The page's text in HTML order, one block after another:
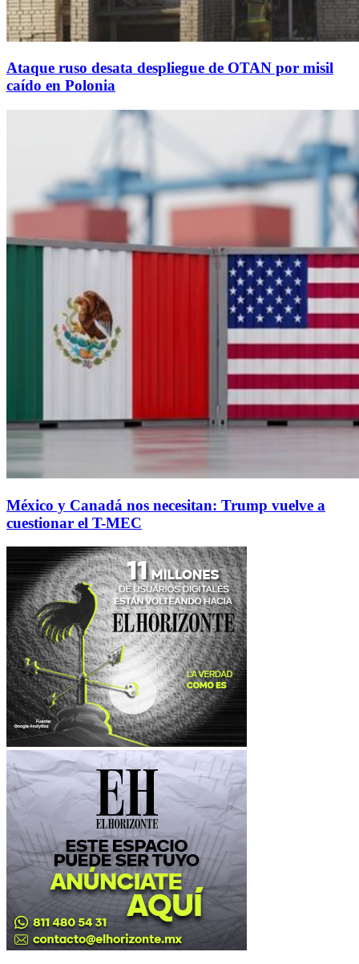
Ataque ruso desata despliegue de OTAN por misil
caído en Polonia
México y Canadá nos necesitan: Trump vuelve a
cuestionar el T-MEC